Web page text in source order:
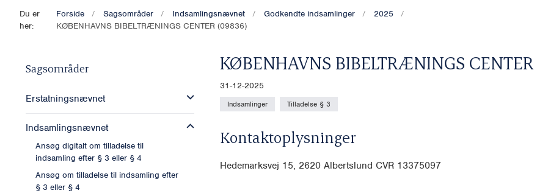
Du er
her:
Forside Sagsområder Indsamlingsnævnet Godkendte indsamlinger
2025
KØBENHAVNS BIBELTRÆNINGS CENTER (09836)
Sagsområder
Erstatningsnævnet
Indsamlingsnævnet
Ansøg digitalt om tilladelse til
indsamling efter § 3 eller § 4
Ansøg om tilladelse til indsamling efter
§ 3 eller § 4
KØBENHAVNS BIBELTRÆNINGS CENTER
31-12-2025
Indsamlinger Tilladelse § 3
Kontaktoplysninger
Hedemarksvej 15, 2620 Albertslund CVR 13375097